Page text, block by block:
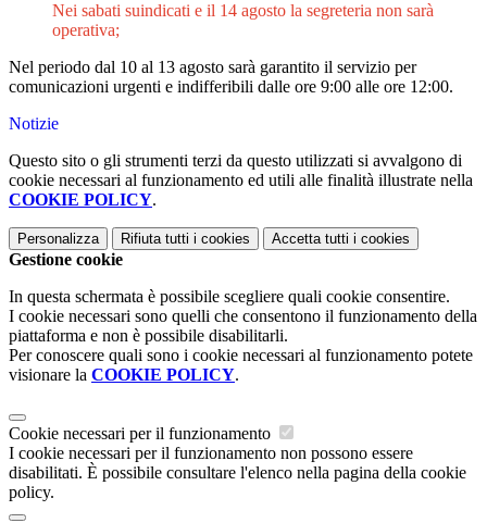
Nei sabati suindicati e il 14 agosto la segreteria non sarà
operativa;
Nel periodo dal 10 al 13 agosto sarà garantito il servizio per
comunicazioni urgenti e indifferibili dalle ore 9:00 alle ore 12:00.
Notizie
Questo sito o gli strumenti terzi da questo utilizzati si avvalgono di
cookie necessari al funzionamento ed utili alle finalità illustrate nella
COOKIE POLICY.
Personalizza Rifiuta tutti i cookies Accetta tutti i cookies
Gestione cookie
In questa schermata è possibile scegliere quali cookie consentire.
I cookie necessari sono quelli che consentono il funzionamento della
piattaforma e non è possibile disabilitarli.
Per conoscere quali sono i cookie necessari al funzionamento potete
visionare la COOKIE POLICY.
Cookie necessari per il funzionamento
I cookie necessari per il funzionamento non possono essere
disabilitati. È possibile consultare l'elenco nella pagina della cookie
policy.